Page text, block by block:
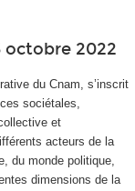
octobre 2022
du Cnam, s’inscrit
sociétales,
et
acteurs de la
du monde politique,
dimensions de la